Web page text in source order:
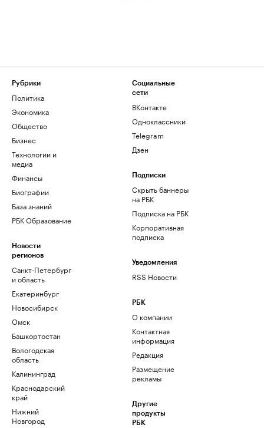
Рубрики
Политика
Экономика
Общество
Бизнес
Технологии и
медиа
Финансы
Биографии
База знаний
РБК Образование
Новости
регионов
Санкт-Петербург
и область
Екатеринбург
Новосибирск
Омск
Башкортостан
Вологодская
область
Калининград
Краснодарский
край
Нижний
Новгород
Социальные
сети
ВКонтакте
Одноклассники
Telegram
Дзен
Подписки
Скрыть баннеры
на РБК
Подписка на РБК
Корпоративная
подписка
Уведомления
RSS Новости
РБК
О компании
Контактная
информация
Редакция
Размещение
рекламы
Другие
продукты
РБК